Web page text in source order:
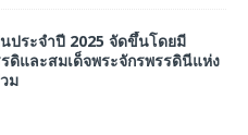
ประจำปี 2025 จัดขึ้นโดยมี
ดิและสมเด็จพระจักรพรรดินีแห่ง
ม